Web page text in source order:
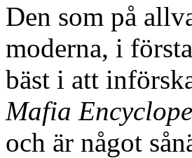
Den som på
moderna, i
bäst i att
Mafia
och är något